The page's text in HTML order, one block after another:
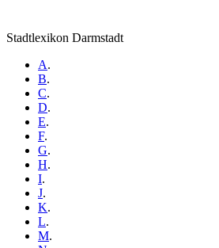
Stadtlexikon Darmstadt
A.
B.
C.
D.
E.
F.
G.
H.
I.
J.
K.
L.
M.